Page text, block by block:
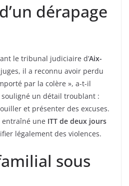
dérapage
le tribunal judiciaire d’Aix-
juges, il a reconnu avoir perdu
par la colère », a-t-il
un détail troublant :
et présenter des excuses.
entraîné une ITT de deux jours
légalement des violences.
sous